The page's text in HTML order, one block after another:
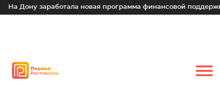
Дону заработала новая программа финансовой поддержки